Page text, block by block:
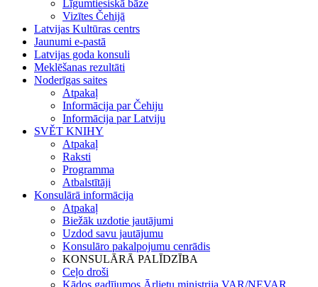
Līgumtiesiskā bāze
Vizītes Čehijā
Latvijas Kultūras centrs
Jaunumi e-pastā
Latvijas goda konsuli
Meklēšanas rezultāti
Noderīgas saites
Atpakaļ
Informācija par Čehiju
Informācija par Latviju
SVĚT KNIHY
Atpakaļ
Raksti
Programma
Atbalstītāji
Konsulārā informācija
Atpakaļ
Biežāk uzdotie jautājumi
Uzdod savu jautājumu
Konsulāro pakalpojumu cenrādis
KONSULĀRĀ PALĪDZĪBA
Ceļo droši
Kādos gadījumos Ārlietu ministrija VAR/NEVAR